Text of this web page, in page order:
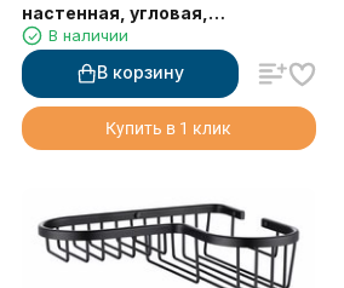
настенная, угловая,
230*230*72 мм, бронзовый
В наличии
В корзину
Купить в 1 клик